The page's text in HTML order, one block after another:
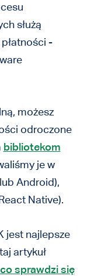
służą
-
możesz
odroczone
bibliotekom
je w
Android),
Native).
jest najlepsze
artykuł
sprawdzi się